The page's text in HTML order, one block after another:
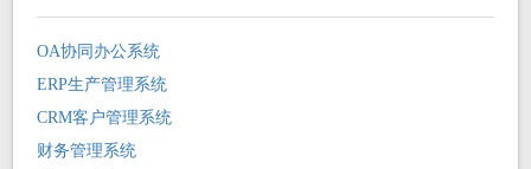
OA协同办公系统
ERP生产管理系统
CRM客户管理系统
财务管理系统